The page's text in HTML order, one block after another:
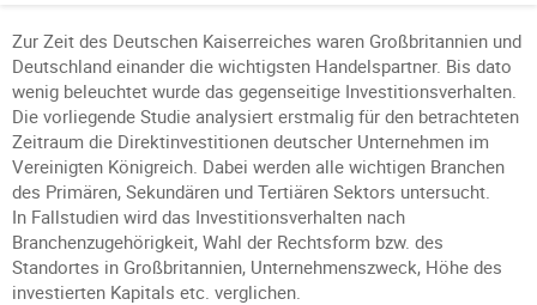
Zur Zeit des Deutschen Kaiserreiches waren Großbritannien und
Deutschland einander die wichtigsten Handelspartner. Bis dato
wenig beleuchtet wurde das gegenseitige Investitionsverhalten.
Die vorliegende Studie analysiert erstmalig für den betrachteten
Zeitraum die Direktinvestitionen deutscher Unternehmen im
Vereinigten Königreich. Dabei werden alle wichtigen Branchen
des Primären, Sekundären und Tertiären Sektors untersucht.
In Fallstudien wird das Investitionsverhalten nach
Branchenzugehörigkeit, Wahl der Rechtsform bzw. des
Standortes in Großbritannien, Unternehmenszweck, Höhe des
investierten Kapitals etc. verglichen.